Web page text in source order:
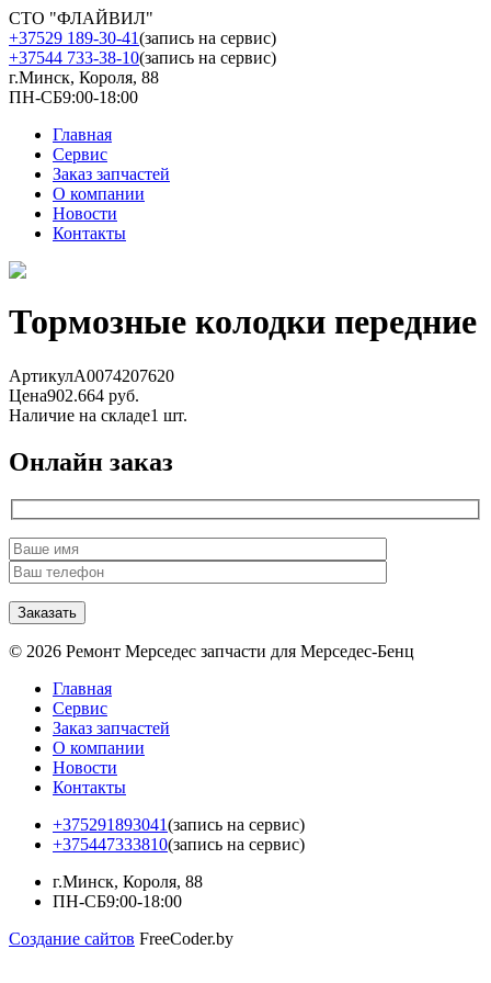
СТО "ФЛАЙВИЛ"
+37529 189-30-41(запись на сервис)
+37544 733-38-10(запись на сервис)
г.Минск, Короля, 88
ПН-СБ9:00-18:00
Главная
Сервис
Заказ запчастей
О компании
Новости
Контакты
Тормозные колодки передние
АртикулA0074207620
Цена902.664 руб.
Наличие на складе1 шт.
Онлайн заказ
© 2026 Ремонт Мерседес запчасти для Мерседес-Бенц
Главная
Сервис
Заказ запчастей
О компании
Новости
Контакты
+375291893041(запись на сервис)
+375447333810(запись на сервис)
г.Минск, Короля, 88
ПН-СБ9:00-18:00
Создание сайтов FreeCoder.by